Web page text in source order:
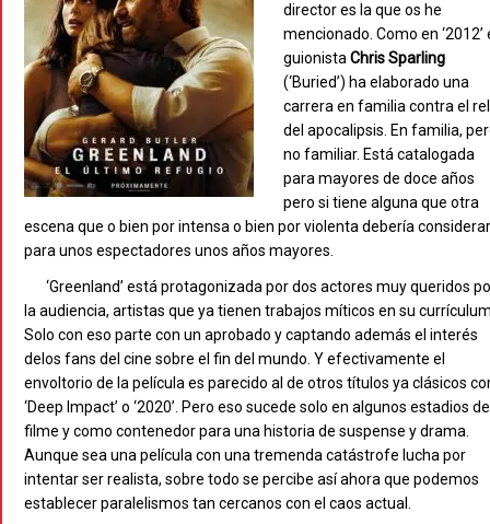
director es la que os he
mencionado. Como en ‘2012’
guionistaChris Sparling
(‘Buried’) ha elaborado una
carrera en familia contra el
del apocalipsis. En familia,
no familiar. Está catalogada
para mayores de doce años
pero si tiene alguna que otra
escena que o bien por intensa o bien por violenta debería
para unos espectadores unos años mayores.
‘Greenland’ está protagonizada por dos actores muy queridos
la audiencia, artistas que ya tienen trabajos míticos en su
Solo con eso parte con un aprobado y captando además el interés
delos fans del cine sobre el fin del mundo. Y efectivamente el
envoltorio de la película es parecido al de otros títulos ya clásicos
‘Deep Impact’ o ‘2020’. Pero eso sucede solo en algunos estadios
filme y como contenedor para una historia de suspense y drama.
Aunque sea una película con una tremenda catástrofe lucha por
intentar ser realista, sobre todo se percibe así ahora que podemos
establecer paralelismos tan cercanos con el caos actual.